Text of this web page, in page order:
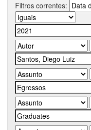
Filtros correntes: